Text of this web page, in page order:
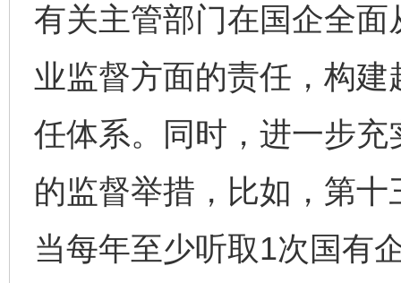
有关主管部门在国企全
业监督方面的责任，构
任体系。同时，进一步
的监督举措，比如，第
当每年至少听取1次国有